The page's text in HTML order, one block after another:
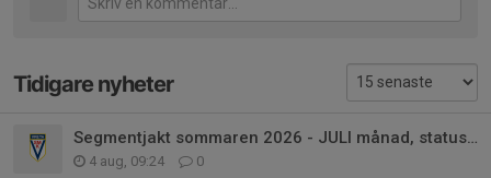
Tidigare nyheter
Segmentjakt sommaren 2026 - JULI månad, statusuppdatering
4 aug, 09:24 0